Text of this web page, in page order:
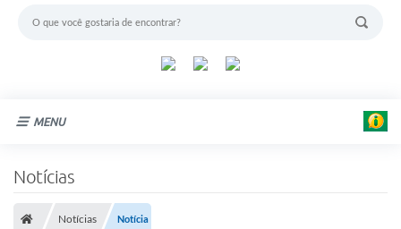
MENU
Notícias
Notícias Notícia